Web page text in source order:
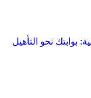
بوابتك نحو التأهيل